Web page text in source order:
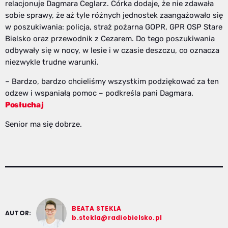
relacjonuje Dagmara Ceglarz. Córka dodaje, że nie zdawała
sobie sprawy, że aż tyle różnych jednostek zaangażowało się
w poszukiwania: policja, straż pożarna GOPR, GPR OSP Stare
Bielsko oraz przewodnik z Cezarem. Do tego poszukiwania
odbywały się w nocy, w lesie i w czasie deszczu, co oznacza
niezwykle trudne warunki.
– Bardzo, bardzo chcieliśmy wszystkim podziękować za ten
odzew i wspaniałą pomoc – podkreśla pani Dagmara.
Posłuchaj
Senior ma się dobrze.
AUTOR:
BEATA STEKLA
b.stekla@radiobielsko.pl